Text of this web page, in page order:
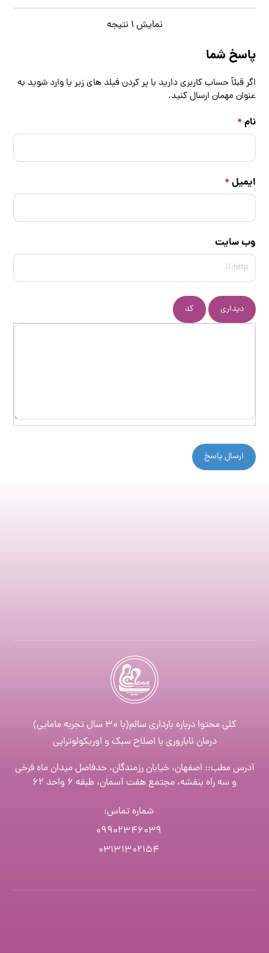
نمایش ۱ نتیجه
پاسخ شما
اگر قبلاً حساب کاربری دارید با پر کردن فیلد های زیر یاوارد شوید به
عنوان مهمان ارسال کنید.
نام*
ایمیل*
وب سایت
دیداری کد
کلی محتوا درباره بارداری سالم(با ۳۰ سال تجربه مامایی)
درمان ناباروری با اصلاح سبک و اوریکولوتراپی
آدرس مطب:: اصفهان، خیابان رزمندگان، حدفاصل میدان ماه فرخی
و سه راه بنفشه، مجتمع هفت آسمان، طبقه ۶ واحد ۶۲
شماره تماس:
۰۹۹۰۲۳۴۶۰۳۹
۰۳۱۳۱۳۰۲۱۵۴